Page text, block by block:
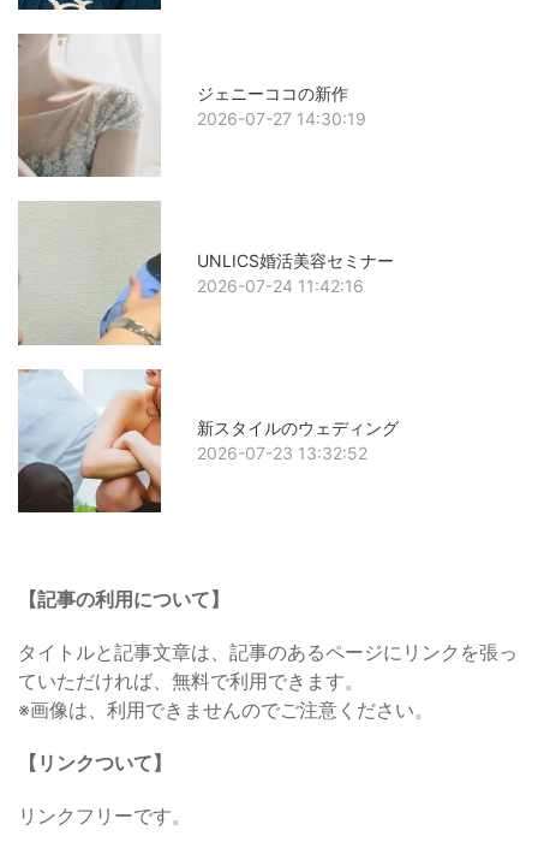
ジェニーココの新作
2026-07-27 14:30:19
UNLICS婚活美容セミナー
2026-07-24 11:42:16
新スタイルのウェディング
2026-07-23 13:32:52
【記事の利用について】
タイトルと記事文章は、記事のあるページにリンクを張っ
ていただければ、無料で利用できます。
※画像は、利用できませんのでご注意ください。
【リンクついて】
リンクフリーです。